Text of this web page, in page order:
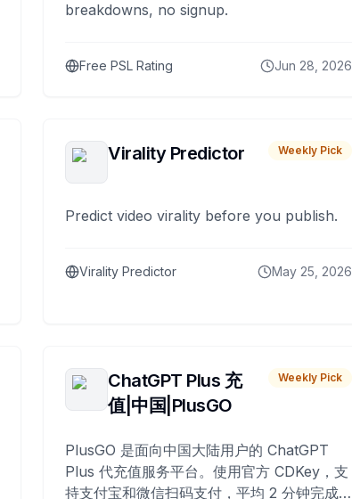
breakdowns, no signup.
Free PSL Rating Jun 28, 2026
Virality Predictor Weekly Pick
Predict video virality before you publish.
Virality Predictor May 25, 2026
ChatGPT Plus 充
值|中国|PlusGO
Weekly Pick
PlusGO 是面向中国大陆用户的 ChatGPT
Plus 代充值服务平台。使用官方 CDKey，支
持支付宝和微信扫码支付，平均 2 分钟完成